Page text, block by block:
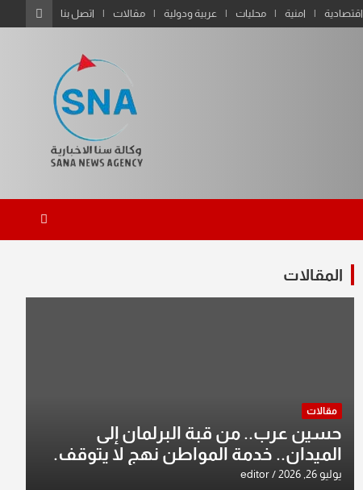
اقتصادية امنية محليات عربية ودولية مقالات اتصل بنا
المقالات
مقالات
حسين عرب.. من قبة البرلمان إلى
الميدان.. خدمة المواطن نهج لا يتوقف.
يوليو 26, 2026 editor